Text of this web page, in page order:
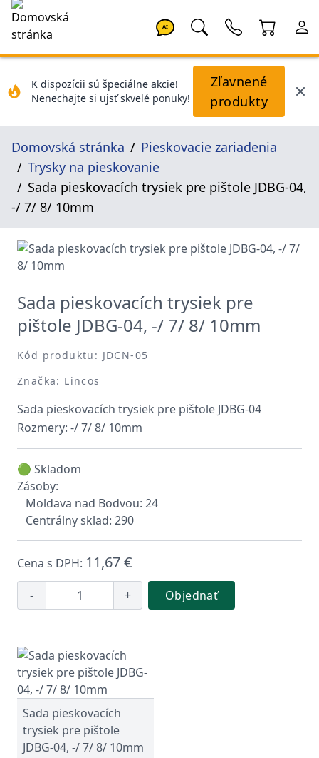
AI
K dispozícii sú špeciálne akcie!
Nenechajte si ujsť skvelé ponuky!
Zľavnené
produkty
Domovská stránka
Pieskovacie zariadenia
Trysky na pieskovanie
Sada pieskovacích trysiek pre pištole JDBG-04,
-/ 7/ 8/ 10mm
Sada pieskovacích trysiek pre
pištole JDBG-04, -/ 7/ 8/ 10mm
Kód produktu: JDCN-05
Značka: Lincos
Sada pieskovacích trysiek pre pištole JDBG-04
Rozmery: -/ 7/ 8/ 10mm
🟢 Skladom
Zásoby:
Moldava nad Bodvou: 24
Centrálny sklad: 290
Cena s DPH: 11,67 €
- + Objednať
Sada pieskovacích
trysiek pre pištole
JDBG-04, -/ 7/ 8/ 10mm